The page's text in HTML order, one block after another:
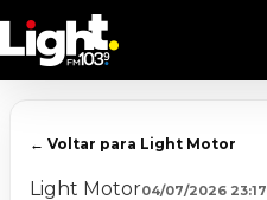
to
main
← Voltar para Light Motor
Light Motor04/07/2026 23:17